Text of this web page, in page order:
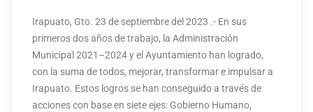
Irapuato, Gto. 23 de septiembre del 2023 .- En sus
primeros dos años de trabajo, la Administración
Municipal 2021–2024 y el Ayuntamiento han logrado,
con la suma de todos, mejorar, transformar e impulsar a
Irapuato. Estos logros se han conseguido a través de
acciones con base en siete ejes: Gobierno Humano,